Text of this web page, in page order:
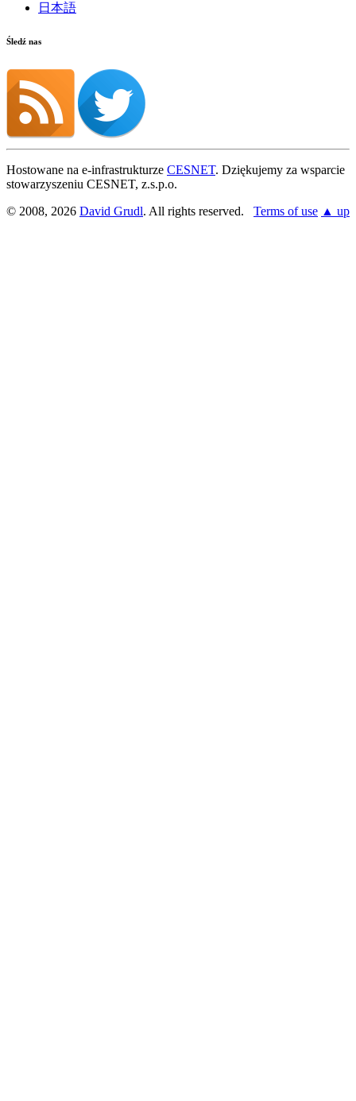
日本語
Śledź nas
Hostowane na e-infrastrukturze CESNET. Dziękujemy za wsparcie
stowarzyszeniu CESNET, z.s.p.o.
© 2008, 2026 David Grudl. All rights reserved. Terms of use ▲ up